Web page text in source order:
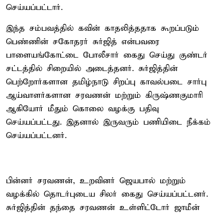
செய்யப்பட்டார்.
இந்த சம்பவத்தில் கவின் காதலித்ததாக கூறப்படும்
பெண்ணின் சகோதரர் சுர்ஜித் என்பவரை
பாளையங்கோட்டை போலீசார் கைது செய்து குண்டர்
சட்டத்தில் சிறையில் அடைத்தனர். சுர்ஜித்தின்
பெற்றோர்களான தமிழ்நாடு சிறப்பு காவல்படை சார்பு
ஆய்வாளர்களான சரவணன் மற்றும் கிருஷ்ணகுமாரி
ஆகியோர் மீதும் கொலை வழக்கு பதிவு
செய்யப்பட்டது. இதனால் இருவரும் பணியிடை நீக்கம்
செய்யப்பட்டனர்.
பின்னர் சரவணன், உறவினர் ஜெயபால் மற்றும்
வழக்கில் தொடர்புடைய சிலர் கைது செய்யப்பட்டனர்.
சுர்ஜித்தின் தந்தை சரவணன் உள்ளிட்டோர் ஜாமீன்